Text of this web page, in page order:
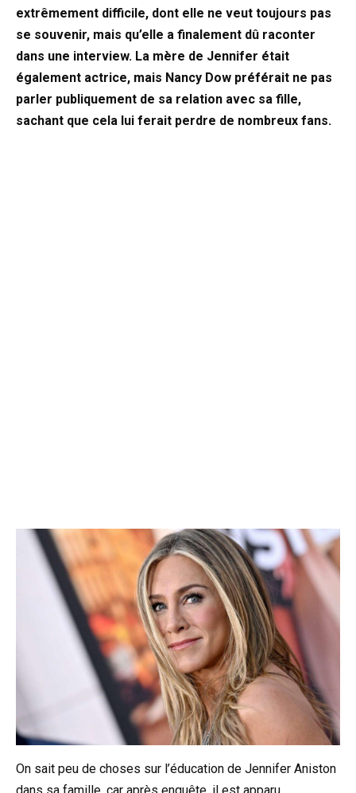
extrêmement difficile, dont elle ne veut toujours pas
se souvenir, mais qu’elle a finalement dû raconter
dans une interview. La mère de Jennifer était
également actrice, mais Nancy Dow préférait ne pas
parler publiquement de sa relation avec sa fille,
sachant que cela lui ferait perdre de nombreux fans.
On sait peu de choses sur l’éducation de Jennifer Aniston